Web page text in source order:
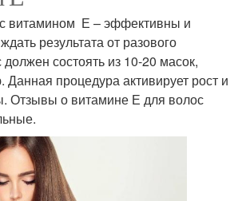
витамином Е – эффективны и
результата от разового
состоять из 10-20 масок,
процедура активирует рост и
Отзывы о витамине Е для волос